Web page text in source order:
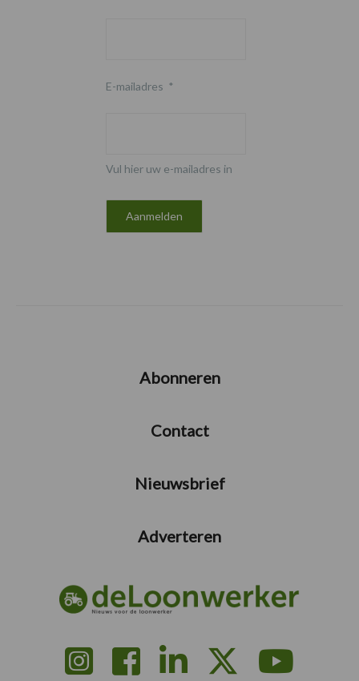
E-mailadres *
Vul hier uw e-mailadres in
Abonneren
Contact
Nieuwsbrief
Adverteren